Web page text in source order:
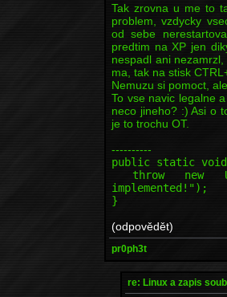
Tak zrovna u me to
problem, vzdycky
od sebe
predtim na XP jen
nespadl ani
ma, tak na stisk
Nemuzu si pomoct,
To vse navic legalne
neco jineho? :) Asi o
je to trochu OT.
----------
public static
throw new
implemented!");
}
(odpovědět)
pr0ph3t
re: Linux a zapis